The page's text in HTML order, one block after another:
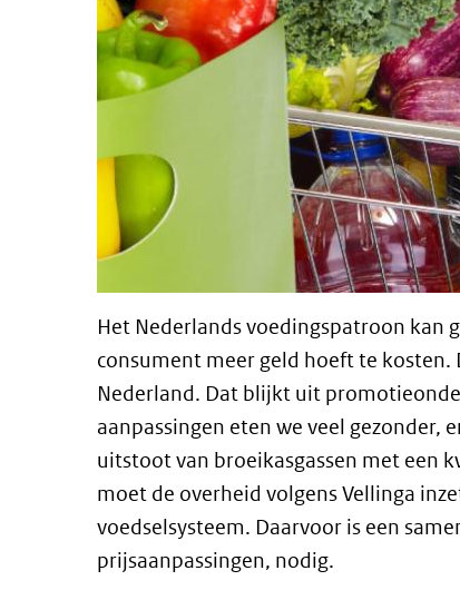
Het Nederlands voedingspatroon kan
consument meer geld hoeft te
Nederland. Dat blijkt uit
aanpassingen eten we veel
uitstoot van broeikasgassen met een
moet de overheid volgens Vellinga
voedselsysteem. Daarvoor is een
prijsaanpassingen, nodig.